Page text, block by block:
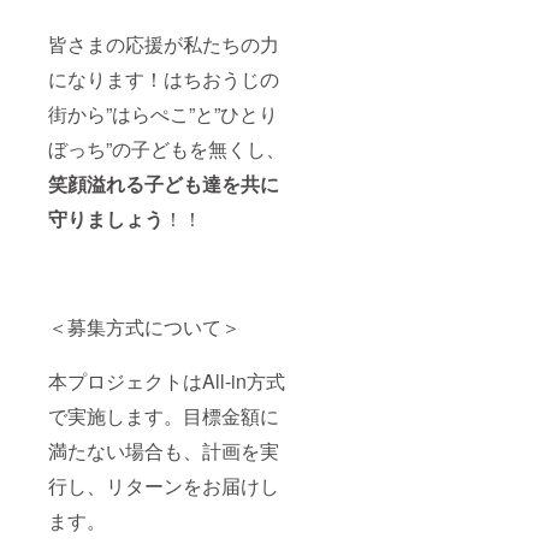
皆さまの応援が私たちの力
になります！はちおうじの
街から”はらぺこ”と”ひとり
ぼっち”の子どもを無くし、
笑顔溢れる子ども達を共に
守りましょう ！！
＜募集方式について＞
本プロジェクトはAll-in方式
で実施します。目標金額に
満たない場合も、計画を実
行し、リターンをお届けし
ます。